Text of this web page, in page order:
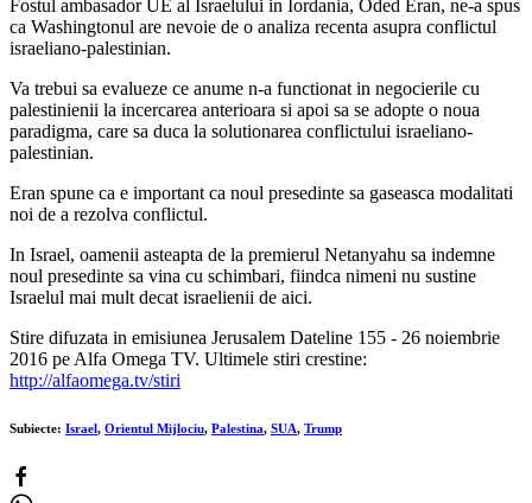
Fostul ambasador UE al Israelului in Iordania, Oded Eran, ne-a spus
ca Washingtonul are nevoie de o analiza recenta asupra conflictul
israeliano-palestinian.
Va trebui sa evalueze ce anume n-a functionat in negocierile cu
palestinienii la incercarea anterioara si apoi sa se adopte o noua
paradigma, care sa duca la solutionarea conflictului israeliano-
palestinian.
Eran spune ca e important ca noul presedinte sa gaseasca modalitati
noi de a rezolva conflictul.
In Israel, oamenii asteapta de la premierul Netanyahu sa indemne
noul presedinte sa vina cu schimbari, fiindca nimeni nu sustine
Israelul mai mult decat israelienii de aici.
Stire difuzata in emisiunea Jerusalem Dateline 155 - 26 noiembrie
2016 pe Alfa Omega TV. Ultimele stiri crestine:
http://alfaomega.tv/stiri
Subiecte: Israel, Orientul Mijlociu, Palestina, SUA, Trump